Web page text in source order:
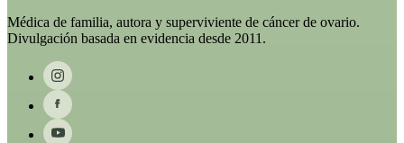
Médica de familia, autora y superviviente de cáncer de ovario.
Divulgación basada en evidencia desde 2011.